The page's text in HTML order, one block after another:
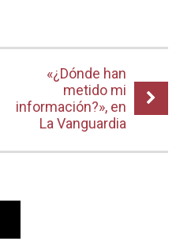
«¿Dónde han
metido mi
información?», en
La Vanguardia